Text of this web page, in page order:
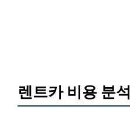
렌트카 비용 분석